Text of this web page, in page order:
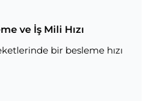
ve İş Mili Hızı
bir besleme hızı